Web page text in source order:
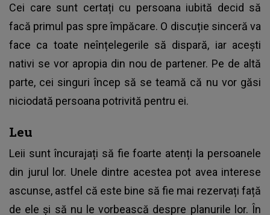
Cei care sunt certați cu persoana iubită decid să
facă primul pas spre împăcare. O discuție sinceră va
face ca toate neînțelegerile să dispară, iar acești
nativi se vor apropia din nou de partener. Pe de altă
parte, cei singuri încep să se teamă că nu vor găsi
niciodată persoana potrivită pentru ei.
Leu
Leii sunt încurajați să fie foarte atenți la persoanele
din jurul lor. Unele dintre acestea pot avea interese
ascunse, astfel că este bine să fie mai rezervați față
de ele și să nu le vorbească despre planurile lor. În